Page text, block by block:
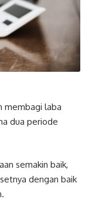
membagi laba
dua periode
semakin baik,
dengan baik